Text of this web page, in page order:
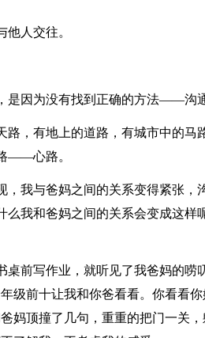
人交往。
因为没有找到正确的方法——沟通
，有地上的道路，有城市中的
——心路。
我与爸妈之间的关系变得紧张，
我和爸妈之间的关系会变成这样
前写作业，就听见了我爸妈的唠
级前十让我和你爸看看。你看看你
顶撞了几句，重重的把门一关，